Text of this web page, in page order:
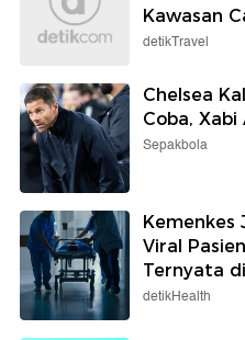
Kawasan
detikTravel
Chelsea
Coba, Xabi
Sepakbola
Kemenkes
Viral
Ternyata di
detikHealth